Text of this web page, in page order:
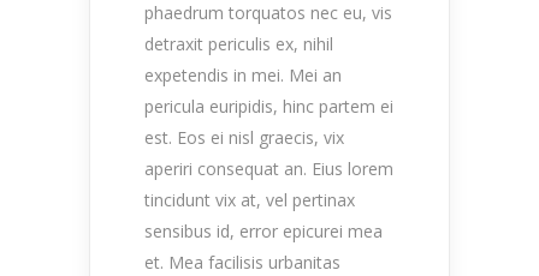
phaedrum torquatos nec eu, vis
detraxit periculis ex, nihil
expetendis in mei. Mei an
pericula euripidis, hinc partem ei
est. Eos ei nisl graecis, vix
aperiri consequat an. Eius lorem
tincidunt vix at, vel pertinax
sensibus id, error epicurei mea
et. Mea facilisis urbanitas